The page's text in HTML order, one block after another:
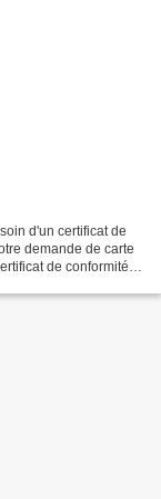
d'un certificat de
demande de carte
de conformité